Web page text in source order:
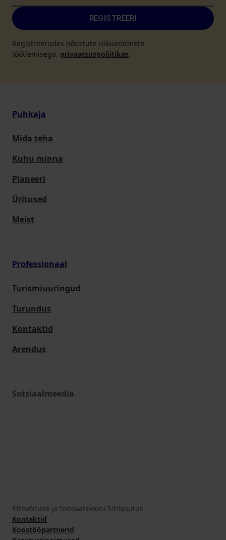
REGISTREERI
Registreerudes nõustute isikuandmete
töötlemisega. privaatsuspoliitikas.
Puhkaja
Mida teha
Kuhu minna
Planeeri
Üritused
Meist
Professionaal
Turismiuuringud
Turundus
Kontaktid
Arendus
Sotsiaalmeedia
Ettevõtluse ja Innovatsiooni Sihtasutus
Kontaktid
Koostööpartnerid